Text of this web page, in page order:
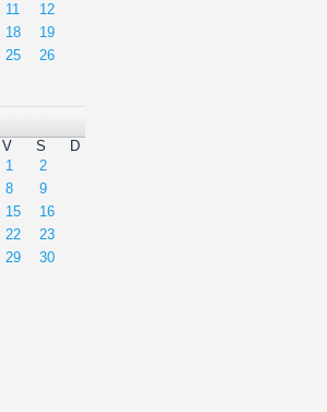
11
12
18
19
25
26
V S
D
1
2
8
9
15
16
22
23
29 30